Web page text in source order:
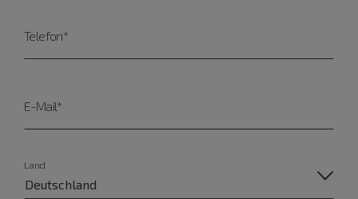
Telefon*
E-Mail*
Land